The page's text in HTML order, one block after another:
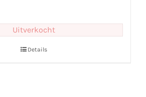
Uitverkocht
Details